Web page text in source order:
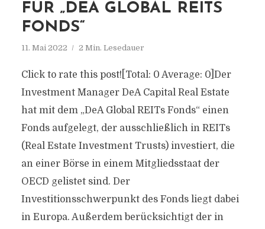
FÜR „DEA GLOBAL REITS
FONDS“
11. Mai 2022 2 Min. Lesedauer
Click to rate this post![Total: 0 Average: 0]Der
Investment Manager DeA Capital Real Estate
hat mit dem „DeA Global REITs Fonds“ einen
Fonds aufgelegt, der ausschließlich in REITs
(Real Estate Investment Trusts) investiert, die
an einer Börse in einem Mitgliedsstaat der
OECD gelistet sind. Der
Investitionsschwerpunkt des Fonds liegt dabei
in Europa. Außerdem berücksichtigt der in